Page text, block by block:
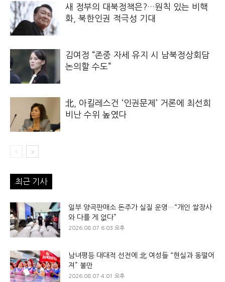
새 정부의 대북정책은?…원칙 있는 비핵
화, 북한인권 적극성 기대
김여정 “존중 자세 유지 시 남북정상회담
논의할 수도”
北, 아킬레스건 ‘인권문제’ 거론에 최선희
비난 수위 높였다
최근 기사
일부 양곡판매소 돈주가 실질 운영…“개인 쌀장사
와 다를 게 없다”
2026.08.07 6:03 오후
남녀평등 대대적 선전에 北 여성들 “현실과 동떨어
져” 불만
2026.08.07 4:01 오후